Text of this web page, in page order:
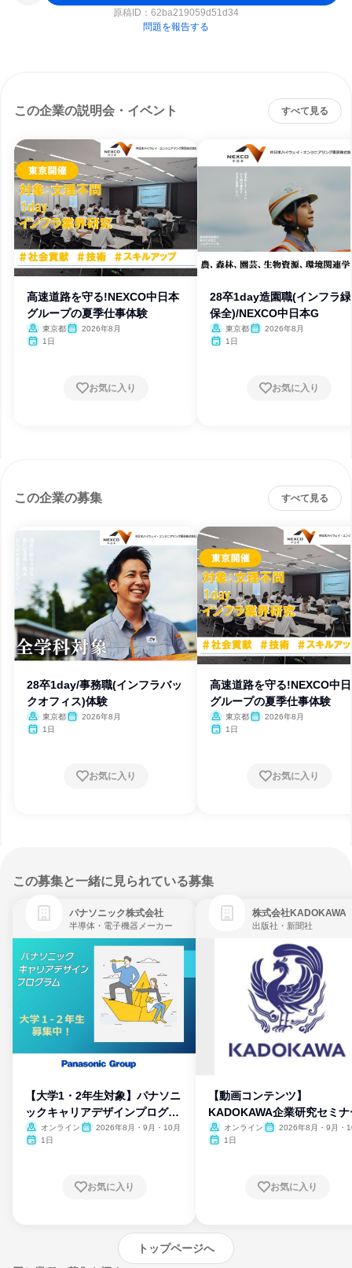
原稿ID： 62ba219059d51d34
問題を報告する
この企業の説明会・イベント すべて見る
高速道路を守る!NEXCO中日本
グループの夏季仕事体験
東京都
2026年8月
1日
お気に入り
28卒1day造園職(インフラ
保全)/NEXCO中日本G
東京都
2026年8月
1日
お気に入り
この企業の募集 すべて見る
28卒1day/事務職(インフラバッ
クオフィス)体験
東京都
2026年8月
1日
お気に入り
高速道路を守る!NEXCO中
グループの夏季仕事体験
東京都
2026年8月
1日
お気に入り
この募集と一緒に見られている募集
パナソニック株式会社
半導体・電子機器メーカー
【大学1・2年生対象】パナソニ
ックキャリアデザインプログラ
ム
オンライン
2026年8月・9月・10月
1日
お気に入り
株式会社KADOKAWA
出版社・新聞社
【動画コンテンツ】
KADOKAWA企業研究セミナ
オンライン
2026年8月・9月・
1日
お気に入り
トップページへ